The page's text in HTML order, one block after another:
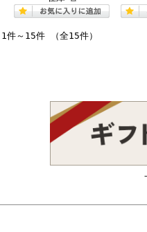
1件～15件 （全15件）